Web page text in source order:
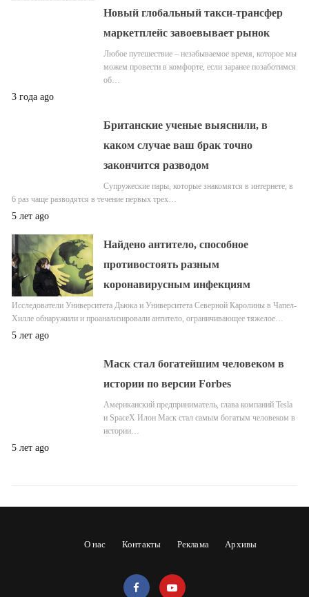
Новый глобальный такси-трансфер
маркетплейс завоевывает рынок
Любое путешествие – незабываемое время, которое мы
можем провести в комфорте, если заранее позаботимся
об…
3 года ago
Британские ученые выяснили, в
каком случае ваш брак точно
закончится разводом
Супружеские пары, которые знакомятся в интернете, в
6 раз чаще разводятся в течение первых трех…
5 лет ago
Найдено антитело, способное
противостоять разным
коронавирусным инфекциям
Исследователи Университета Дьюка и Университета Северной Каролины в Чапел-
Хилле обнаружили и проанализировали антитело, ограничивающее тяжелое…
5 лет ago
Маск стал богатейшим человеком в
истории по версии Forbes
Американский предприниматель, глава компаний Tesla
и SpaceX Илон Маск стал самым богатым человеком в
истории…
5 лет ago
О нас Контакты Реклама Архивы